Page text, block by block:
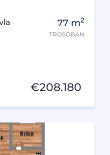
77 m2
TROSOBAN
€208.180